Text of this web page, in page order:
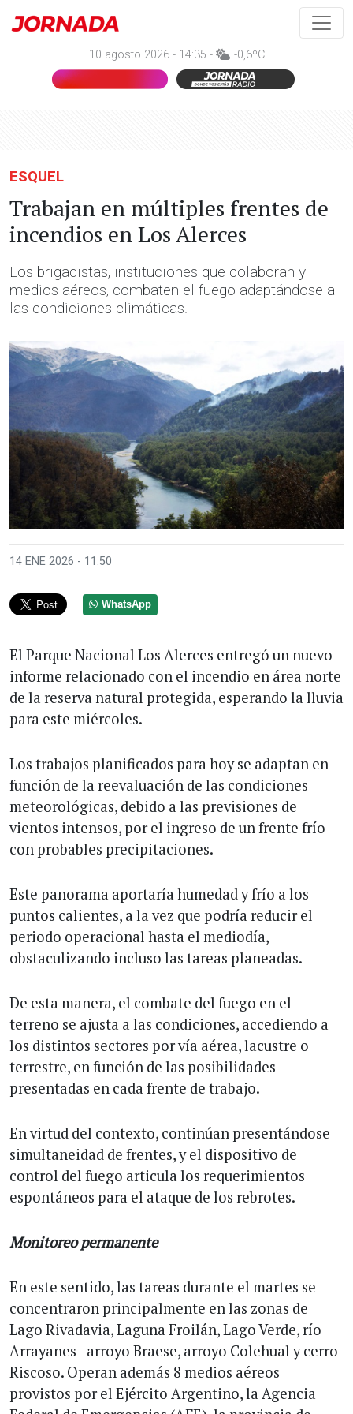
10 agosto 2026 - 14:35 - -0,6ºC
ESQUEL
Trabajan en múltiples frentes de
incendios en Los Alerces
Los brigadistas, instituciones que colaboran y
medios aéreos, combaten el fuego adaptándose a
las condiciones climáticas.
14 ENE 2026 - 11:50
WhatsApp
El Parque Nacional Los Alerces entregó un nuevo
informe relacionado con el incendio en área norte
de la reserva natural protegida, esperando la lluvia
para este miércoles.
Los trabajos planificados para hoy se adaptan en
función de la reevaluación de las condiciones
meteorológicas, debido a las previsiones de
vientos intensos, por el ingreso de un frente frío
con probables precipitaciones.
Este panorama aportaría humedad y frío a los
puntos calientes, a la vez que podría reducir el
periodo operacional hasta el mediodía,
obstaculizando incluso las tareas planeadas.
De esta manera, el combate del fuego en el
terreno se ajusta a las condiciones, accediendo a
los distintos sectores por vía aérea, lacustre o
terrestre, en función de las posibilidades
presentadas en cada frente de trabajo.
En virtud del contexto, continúan presentándose
simultaneidad de frentes, y el dispositivo de
control del fuego articula los requerimientos
espontáneos para el ataque de los rebrotes.
Monitoreo permanente
En este sentido, las tareas durante el martes se
concentraron principalmente en las zonas de
Lago Rivadavia, Laguna Froilán, Lago Verde, río
Arrayanes - arroyo Braese, arroyo Colehual y cerro
Riscoso. Operan además 8 medios aéreos
provistos por el Ejército Argentino, la Agencia